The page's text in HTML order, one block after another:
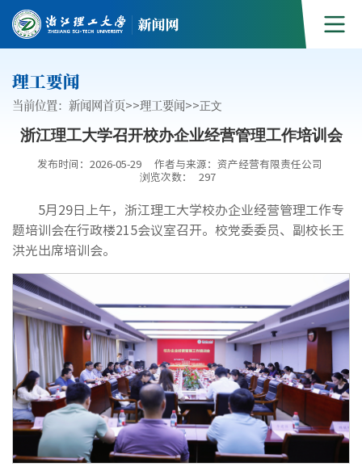
理工要闻
当前位置： 新闻网首页>>理工要闻>>正文
浙江理工大学召开校办企业经营管理工作培训会
发布时间：2026-05-29
作者与来源：资产经营有限责任公司
浏览次数：
297
5月29日上午，浙江理工大学校办企业经营管理工作专
题培训会在行政楼215会议室召开。校党委委员、副校长王
洪光出席培训会。